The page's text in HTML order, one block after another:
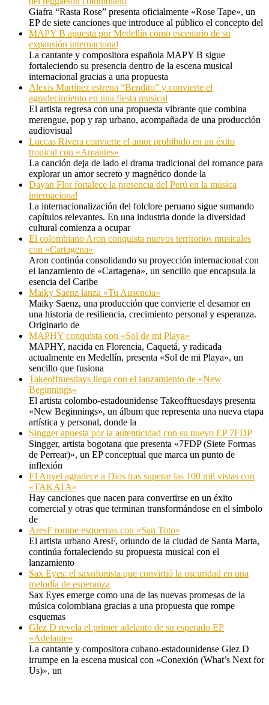
Giafra “Rasta Rose” presenta oficialmente «Rose Tape», un
EP de siete canciones que introduce al público el concepto del
MAPY B apuesta por Medellín como escenario de su
expansión internacional
La cantante y compositora española MAPY B sigue
fortaleciendo su presencia dentro de la escena musical
internacional gracias a una propuesta
Alexis Martinez estrena “Bendito” y convierte el
agradecimiento en una fiesta musical
El artista regresa con una propuesta vibrante que combina
merengue, pop y rap urbano, acompañada de una producción
audiovisual
Luccas Rivera convierte el amor prohibido en un éxito
tropical con «Amantes»
La canción deja de lado el drama tradicional del romance para
explorar un amor secreto y magnético donde la
Dayan Flor fortalece la presencia del Perú en la música
internacional
La internacionalización del folclore peruano sigue sumando
capítulos relevantes. En una industria donde la diversidad
cultural comienza a ocupar
El colombiano Aron conquista nuevos territorios musicales
con «Cartagena»
Aron continúa consolidando su proyección internacional con
el lanzamiento de «Cartagena», un sencillo que encapsula la
esencia del Caribe
Maiky Saenz lanza «Tu Ausencia»
Maiky Saenz, una producción que convierte el desamor en
una historia de resiliencia, crecimiento personal y esperanza.
Originario de
MAPHY conquista con «Sol de mi Playa»
MAPHY, nacida en Florencia, Caquetá, y radicada
actualmente en Medellín, presenta «Sol de mi Playa», un
sencillo que fusiona
Takeofftuesdays llega con el lanzamiento de «New
Beginnings»
El artista colombo-estadounidense Takeofftuesdays presenta
«New Beginnings», un álbum que representa una nueva etapa
artística y personal, donde la
Singger apuesta por la autenticidad con su nuevo EP 7FDP
Singger, artista bogotana que presenta «7FDP (Siete Formas
de Perrear)», un EP conceptual que marca un punto de
inflexión
El Anyel agradece a Dios tras superar las 100 mil vistas con
«TAKATA»
Hay canciones que nacen para convertirse en un éxito
comercial y otras que terminan transformándose en el símbolo
de
AresF rompe esquemas con «San Toto»
El artista urbano AresF, oriundo de la ciudad de Santa Marta,
continúa fortaleciendo su propuesta musical con el
lanzamiento
Sax Eyes: el saxofonista que convirtió la oscuridad en una
melodía de esperanza
Sax Eyes emerge como una de las nuevas promesas de la
música colombiana gracias a una propuesta que rompe
esquemas
Glez D revela el primer adelanto de su esperado EP
«Adelante»
La cantante y compositora cubano-estadounidense Glez D
irrumpe en la escena musical con «Conexión (What’s Next for
Us)», un